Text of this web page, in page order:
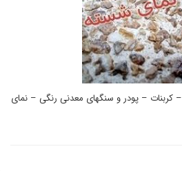
– پودر و سنگهای معدنی رنگی – نمای